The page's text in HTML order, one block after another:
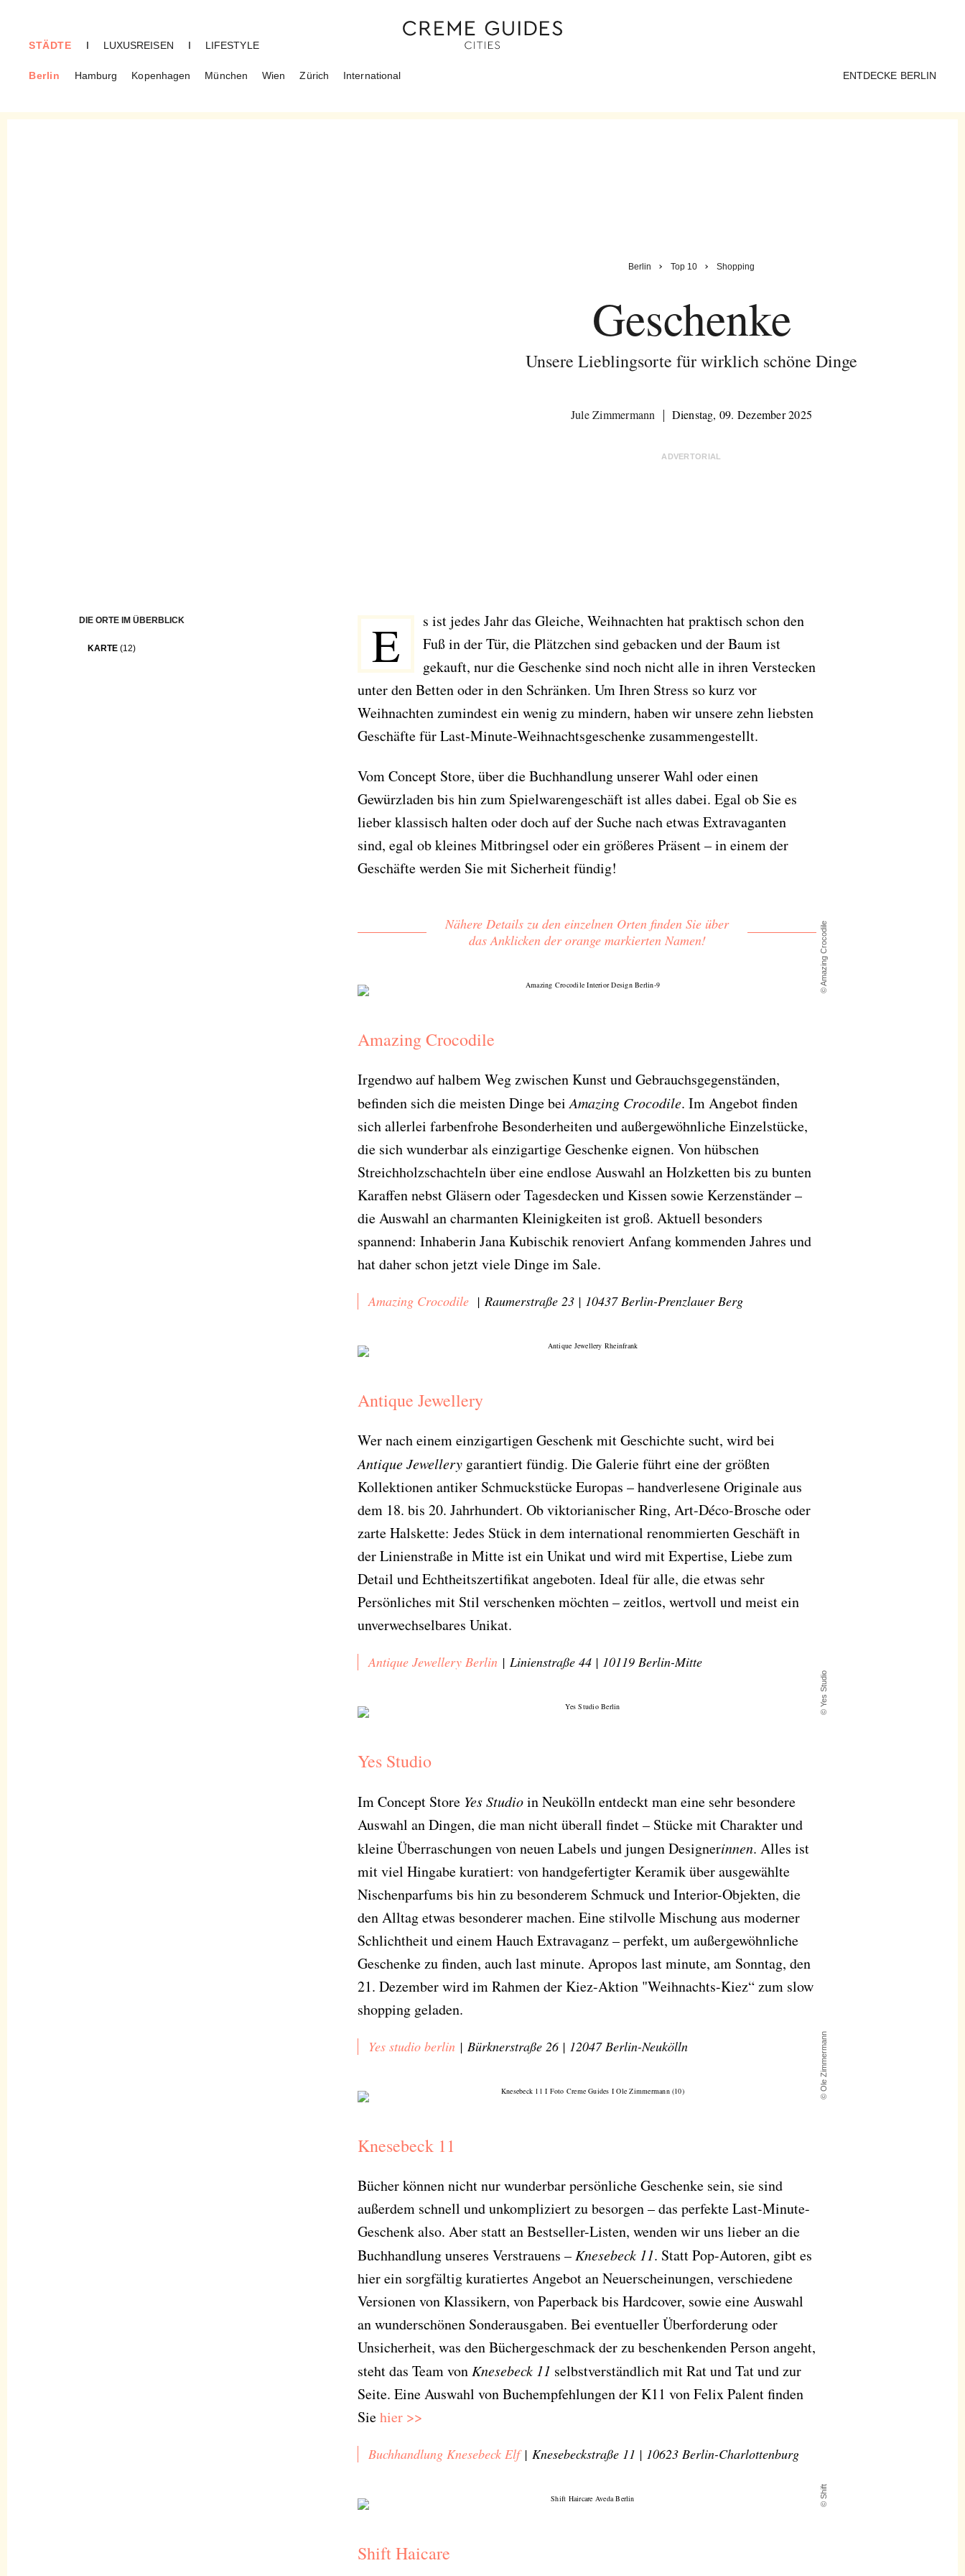
STÄDTE
Berlin Hamburg Kopenhagen München Wien Zürich International
I LUXUSREISEN I LIFESTYLE
ENTDECKE BERLIN
Berlin Top 10 Shopping
Geschenke
Unsere Lieblingsorte für wirklich schöne Dinge
Jule Zimmermann Dienstag, 09. Dezember 2025
ADVERTORIAL
DIE ORTE IM ÜBERBLICK
KARTE (12) E
s ist jedes Jahr das Gleiche, Weihnachten hat praktisch schon den
Fuß in der Tür, die Plätzchen sind gebacken und der Baum ist
gekauft, nur die Geschenke sind noch nicht alle in ihren Verstecken
unter den Betten oder in den Schränken. Um Ihren Stress so kurz vor
Weihnachten zumindest ein wenig zu mindern, haben wir unsere zehn liebsten
Geschäfte für Last-Minute-Weihnachtsgeschenke zusammengestellt.
Vom Concept Store, über die Buchhandlung unserer Wahl oder einen
Gewürzladen bis hin zum Spielwarengeschäft ist alles dabei. Egal ob Sie es
lieber klassisch halten oder doch auf der Suche nach etwas Extravaganten
sind, egal ob kleines Mitbringsel oder ein größeres Präsent – in einem der
Geschäfte werden Sie mit Sicherheit fündig!
Nähere Details zu den einzelnen Orten finden Sie über
das Anklicken der orange markierten Namen!
© Amazing Crocodile
Amazing Crocodile
Irgendwo auf halbem Weg zwischen Kunst und Gebrauchsgegenständen,
befinden sich die meisten Dinge beiAmazing Crocodile. Im Angebot finden
sich allerlei farbenfrohe Besonderheiten und außergewöhnliche Einzelstücke,
die sich wunderbar als einzigartige Geschenke eignen. Von hübschen
Streichholzschachteln über eine endlose Auswahl an Holzketten bis zu bunten
Karaffen nebst Gläsern oder Tagesdecken und Kissen sowie Kerzenständer –
die Auswahl an charmanten Kleinigkeiten ist groß. Aktuell besonders
spannend: Inhaberin Jana Kubischik renoviert Anfang kommenden Jahres und
hat daher schon jetzt viele Dinge im Sale.
Amazing Crocodile | Raumerstraße 23 | 10437 Berlin-Prenzlauer Berg
Antique Jewellery
Wer nach einem einzigartigen Geschenk mit Geschichte sucht, wird bei
Antique Jewellery garantiert fündig. Die Galerie führt eine der größten
Kollektionen antiker Schmuckstücke Europas – handverlesene Originale aus
dem 18. bis 20. Jahrhundert. Ob viktorianischer Ring, Art-Déco-Brosche oder
zarte Halskette: Jedes Stück in dem international renommierten Geschäft in
der Linienstraße in Mitte ist ein Unikat und wird mit Expertise, Liebe zum
Detail und Echtheitszertifikat angeboten. Ideal für alle, die etwas sehr
Persönliches mit Stil verschenken möchten – zeitlos, wertvoll und meist ein
unverwechselbares Unikat.
Antique Jewellery Berlin | Linienstraße 44 | 10119 Berlin-Mitte
© Yes Studio
Yes Studio
Im Concept Store Yes Studioin Neukölln entdeckt man eine sehr besondere
Auswahl an Dingen, die man nicht überall findet – Stücke mit Charakter und
kleine Überraschungen von neuen Labels und jungen Designerinnen. Alles ist
mit viel Hingabe kuratiert: von handgefertigter Keramik über ausgewählte
Nischenparfums bis hin zu besonderem Schmuck und Interior-Objekten, die
den Alltag etwas besonderer machen. Eine stilvolle Mischung aus moderner
Schlichtheit und einem Hauch Extravaganz – perfekt, um außergewöhnliche
Geschenke zu finden, auch last minute. Apropos last minute, am Sonntag, den
21. Dezember wird im Rahmen der Kiez-Aktion "Weihnachts-Kiez“ zum slow
shopping geladen.
Yes studio berlin | Bürknerstraße 26 | 12047 Berlin-Neukölln © Ole Zimmermann
Knesebeck 11
Bücher können nicht nur wunderbar persönliche Geschenke sein, sie sind
außerdem schnell und unkompliziert zu besorgen – das perfekte Last-Minute-
Geschenk also. Aber statt an Bestseller-Listen, wenden wir uns lieber an die
Buchhandlung unseres Verstrauens – Knesebeck 11. Statt Pop-Autoren, gibt es
hier ein sorgfältig kuratiertes Angebot an Neuerscheinungen, verschiedene
Versionen von Klassikern, von Paperback bis Hardcover, sowie eine Auswahl
an wunderschönen Sonderausgaben. Bei eventueller Überforderung oder
Unsicherheit, was den Büchergeschmack der zu beschenkenden Person angeht,
steht das Team von Knesebeck 11 selbstverständlich mit Rat und Tat und zur
Seite. Eine Auswahl von Buchempfehlungen der K11 von Felix Palent finden
Siehier >>
Buchhandlung Knesebeck Elf| Knesebeckstraße 11 | 10623 Berlin-Charlottenburg
© Shift
Shift Haicare
Abonnieren Sie
unseren Newsletter
Entdecken Sie jede Woche neue schöne
Orte, handverlesene Geheimtipps und
einzigartige Reisen.
SENDEN